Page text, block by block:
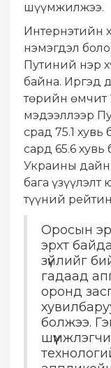
шүүмжилжээ.
Интернэтийн
нэмэгдэл
Путиний нэр
байна. Иргэд
төрийн өмчит
мэдээллээр
срад 75.1
сард 65.6
Украины дайн
бага
түүний
Оросын
эрхт
зүйлийг
гадаад
оронд
болжээ.